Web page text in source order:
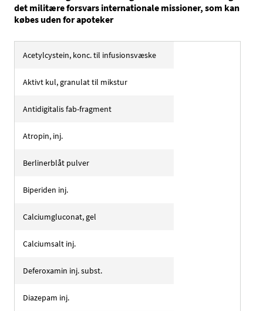
det militære forsvars internationale missioner, som kan
købes uden for apoteker
Acetylcystein, konc. til infusionsvæske
Aktivt kul, granulat til mikstur
Antidigitalis fab-fragment
Atropin, inj.
Berlinerblåt pulver
Biperiden inj.
Calciumgluconat, gel
Calciumsalt inj.
Deferoxamin inj. subst.
Diazepam inj.